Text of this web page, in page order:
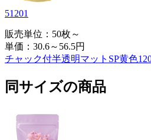
51201
販売単位：50枚～
単価： 30.6～56.5円
チャック付半透明マットSP黄色
同サイズの商品